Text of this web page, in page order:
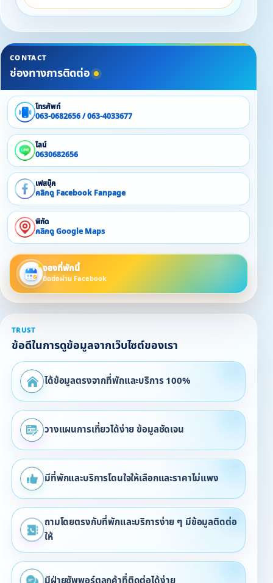
CONTACT
ช่องทางการติดต่อ
โทรศัพท์
063-0682656 / 063-4033677
ไลน์
0630682656
เฟสบุ๊ค
คลิกดู Facebook Fanpage
พิกัด
คลิกดู Google Maps
จองที่พักนี้
ติดต่อผ่าน Facebook
TRUST
ข้อดีในการดูข้อมูลจากเว็บไซต์ของเรา
ได้ข้อมูลตรงจากที่พักและบริการ 100%
วางแผนการเที่ยวได้ง่าย ข้อมูลชัดเจน
มีที่พักและบริการโดนใจให้เลือกและราคาไม่แพง
ถามโดยตรงกับที่พักและบริการง่าย ๆ มีข้อมูลติดต่อ
ให้